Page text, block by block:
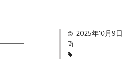
2025年10月9日